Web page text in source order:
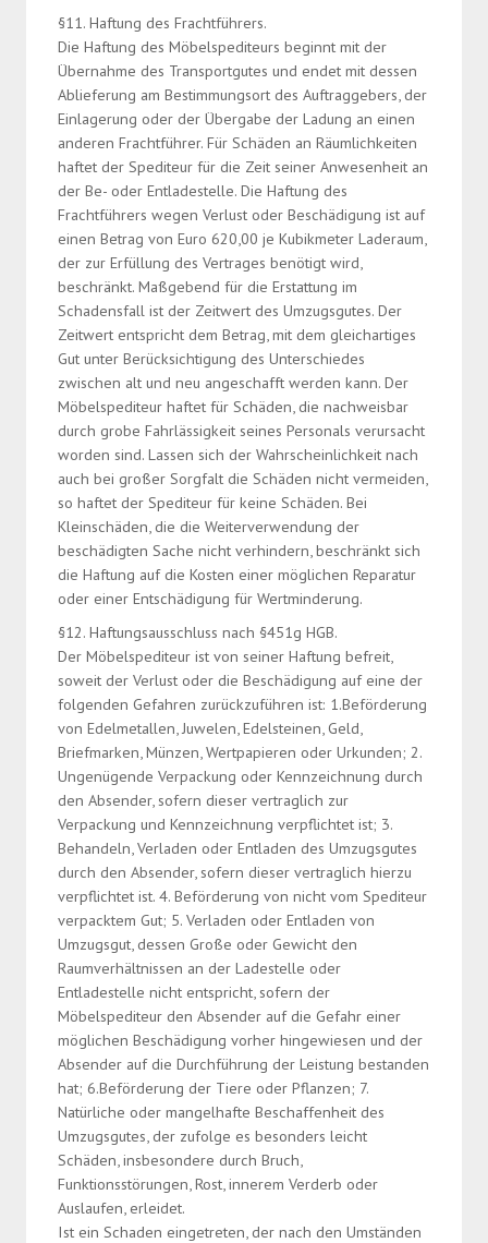
§11. Haftung des Frachtführers.
Die Haftung des Möbelspediteurs beginnt mit der
Übernahme des Transportgutes und endet mit dessen
Ablieferung am Bestimmungsort des Auftraggebers, der
Einlagerung oder der Übergabe der Ladung an einen
anderen Frachtführer. Für Schäden an Räumlichkeiten
haftet der Spediteur für die Zeit seiner Anwesenheit an
der Be- oder Entladestelle. Die Haftung des
Frachtführers wegen Verlust oder Beschädigung ist auf
einen Betrag von Euro 620,00 je Kubikmeter Laderaum,
der zur Erfüllung des Vertrages benötigt wird,
beschränkt. Maßgebend für die Erstattung im
Schadensfall ist der Zeitwert des Umzugsgutes. Der
Zeitwert entspricht dem Betrag, mit dem gleichartiges
Gut unter Berücksichtigung des Unterschiedes
zwischen alt und neu angeschafft werden kann. Der
Möbelspediteur haftet für Schäden, die nachweisbar
durch grobe Fahrlässigkeit seines Personals verursacht
worden sind. Lassen sich der Wahrscheinlichkeit nach
auch bei großer Sorgfalt die Schäden nicht vermeiden,
so haftet der Spediteur für keine Schäden. Bei
Kleinschäden, die die Weiterverwendung der
beschädigten Sache nicht verhindern, beschränkt sich
die Haftung auf die Kosten einer möglichen Reparatur
oder einer Entschädigung für Wertminderung.
§12. Haftungsausschluss nach §451g HGB.
Der Möbelspediteur ist von seiner Haftung befreit,
soweit der Verlust oder die Beschädigung auf eine der
folgenden Gefahren zurückzuführen ist: 1.Beförderung
von Edelmetallen, Juwelen, Edelsteinen, Geld,
Briefmarken, Münzen, Wertpapieren oder Urkunden; 2.
Ungenügende Verpackung oder Kennzeichnung durch
den Absender, sofern dieser vertraglich zur
Verpackung und Kennzeichnung verpflichtet ist; 3.
Behandeln, Verladen oder Entladen des Umzugsgutes
durch den Absender, sofern dieser vertraglich hierzu
verpflichtet ist. 4. Beförderung von nicht vom Spediteur
verpacktem Gut; 5. Verladen oder Entladen von
Umzugsgut, dessen Große oder Gewicht den
Raumverhältnissen an der Ladestelle oder
Entladestelle nicht entspricht, sofern der
Möbelspediteur den Absender auf die Gefahr einer
möglichen Beschädigung vorher hingewiesen und der
Absender auf die Durchführung der Leistung bestanden
hat; 6.Beförderung der Tiere oder Pflanzen; 7.
Natürliche oder mangelhafte Beschaffenheit des
Umzugsgutes, der zufolge es besonders leicht
Schäden, insbesondere durch Bruch,
Funktionsstörungen, Rost, innerem Verderb oder
Auslaufen, erleidet.
Ist ein Schaden eingetreten, der nach den Umständen